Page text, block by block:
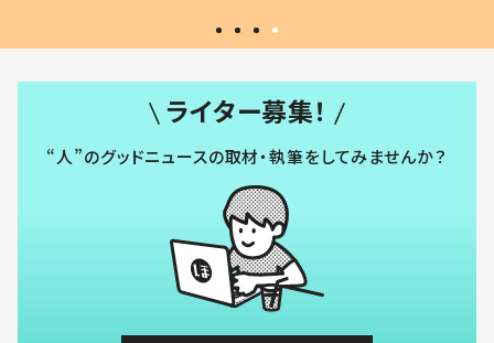
ライター募集！
“人”のグッドニュースの取材・執筆をしてみませんか？